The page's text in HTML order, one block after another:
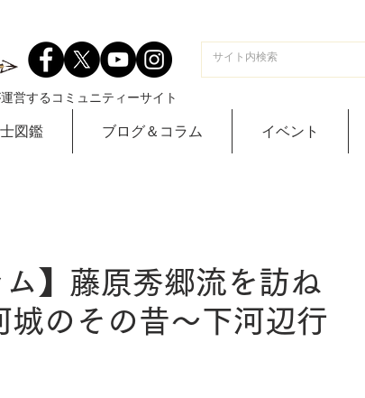
営するコミュニティーサイト
図鑑 ブログ＆コラム イベント
ム】藤原秀郷流を訪ね
城のその昔～下河辺行
」